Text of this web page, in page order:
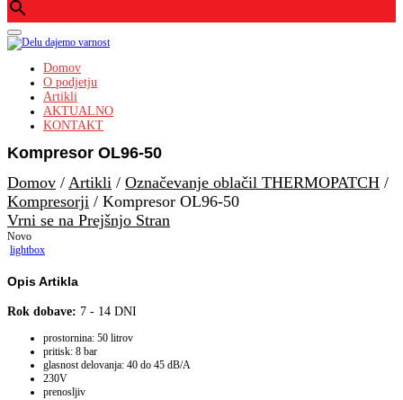
Domov
O podjetju
Artikli
AKTUALNO
KONTAKT
Kompresor OL96-50
Domov / Artikli / Označevanje oblačil THERMOPATCH /
Kompresorji / Kompresor OL96-50
Vrni se na Prejšnjo Stran
Novo
lightbox
Opis Artikla
Rok dobave: 7 - 14 DNI
prostornina: 50 litrov
pritisk: 8 bar
glasnost delovanja: 40 do 45 dB/A
230V
prenosljiv